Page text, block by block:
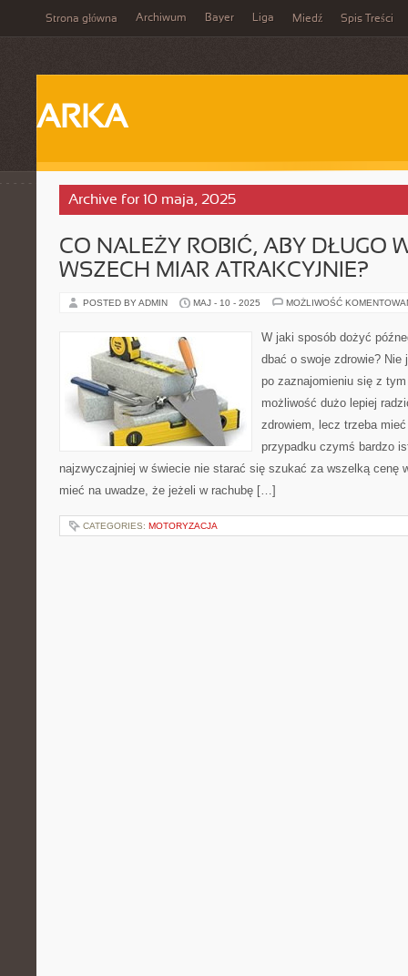
Strona główna Archiwum Bayer Liga Miedź Spis Treści
ARKA
Archive for 10 maja, 2025
CO NALEŻY ROBIĆ, ABY DŁUGO
WSZECH MIAR ATRAKCYJNIE?
POSTED BY ADMIN MAJ - 10 - 2025 MOŻLIWOŚĆ
W jaki sposób dożyć
dbać o swoje zdrowie?
po zaznajomieniu się z
możliwość dużo lepiej
zdrowiem, lecz trzeba
przypadku czymś bardzo
najzwyczajniej w świecie nie starać się szukać za wszelką cenę
mieć na uwadze, że jeżeli w rachubę […]
CATEGORIES: MOTORYZACJA